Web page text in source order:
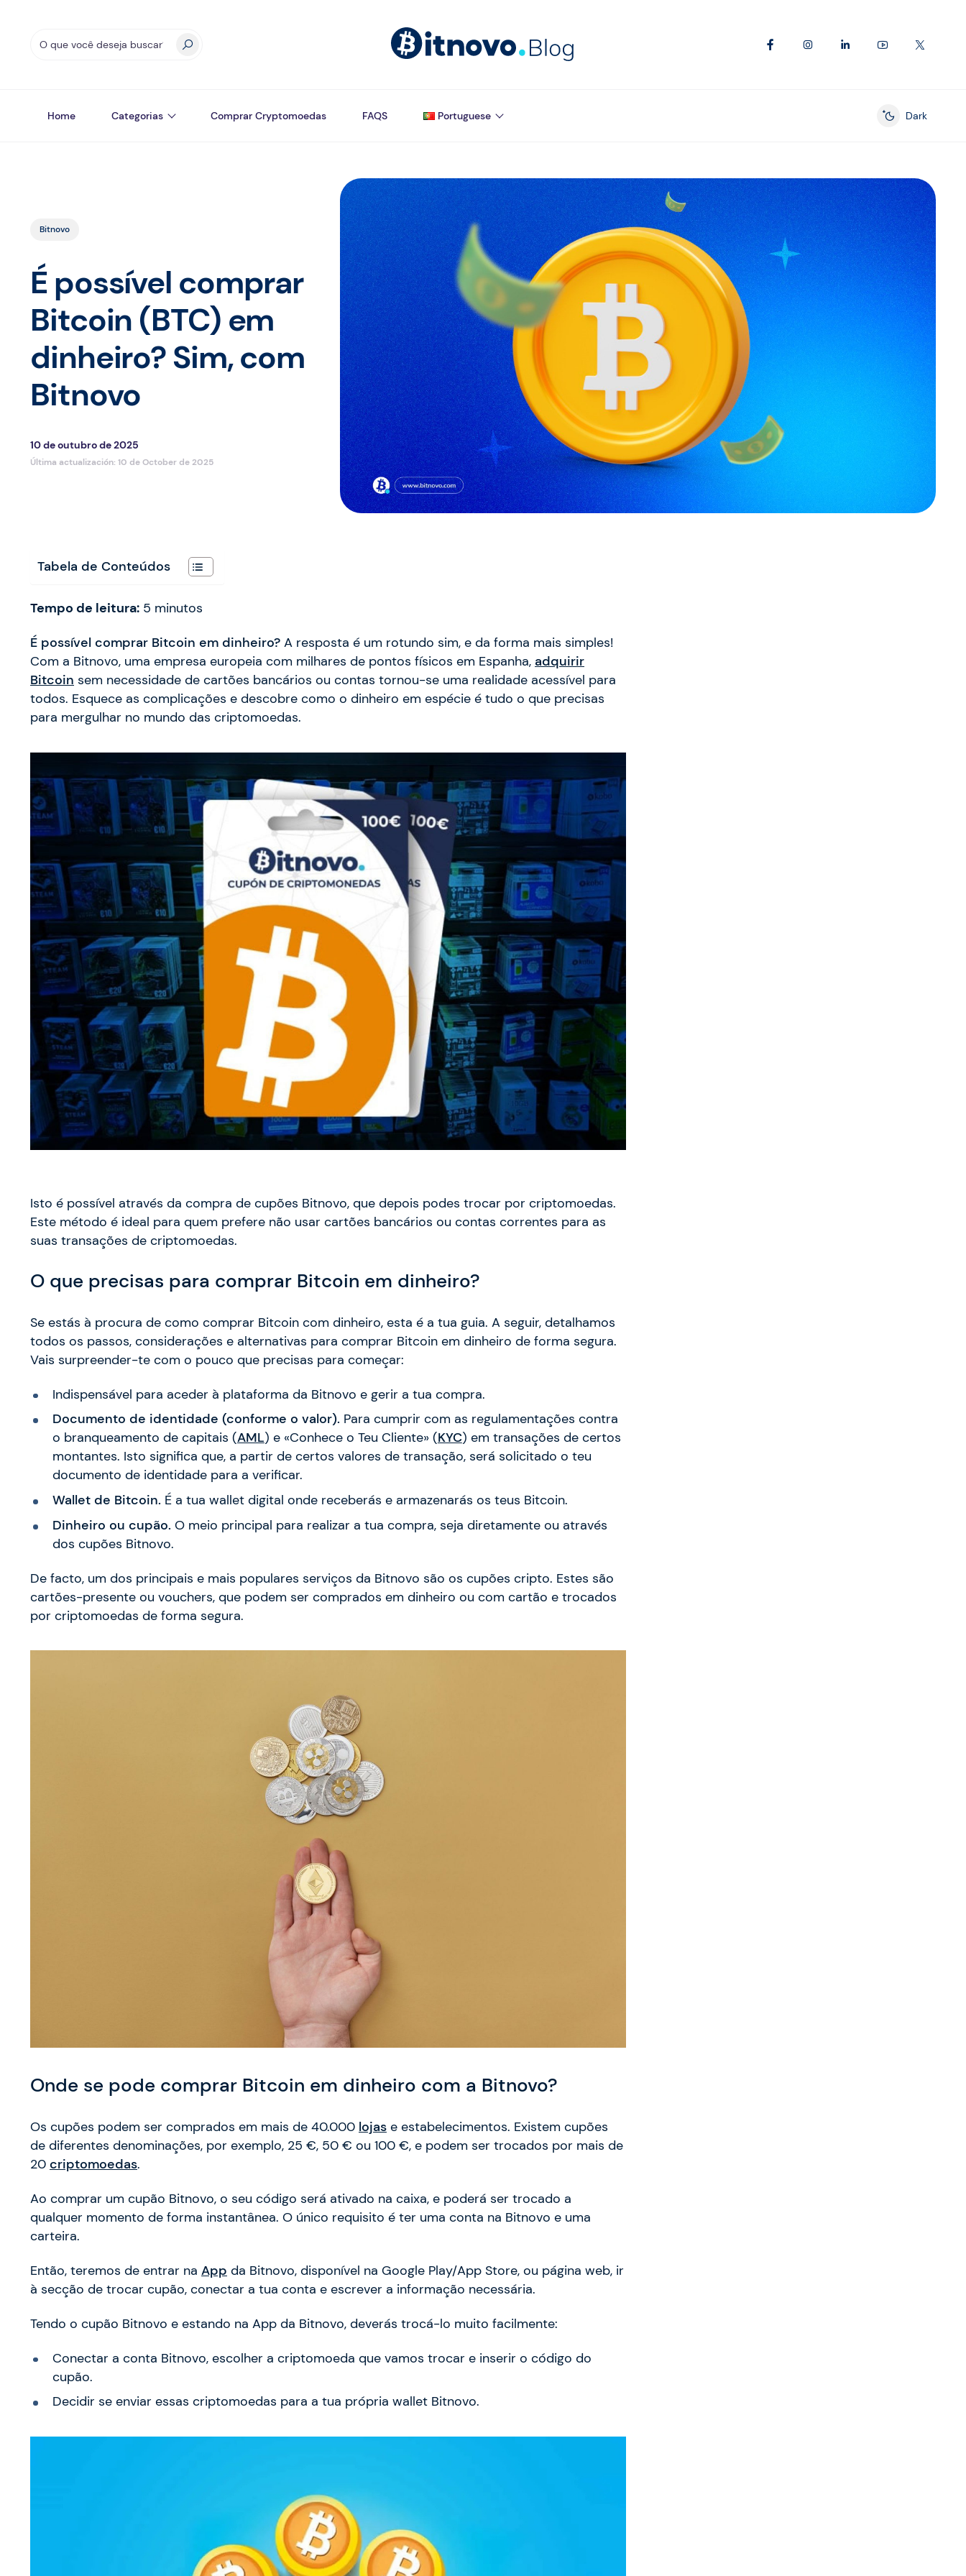
Home Categorias Comprar Cryptomoedas FAQS Portuguese
Enable dark
Dark
Bitnovo
É possível comprar
Bitcoin (BTC) em
dinheiro? Sim, com
Bitnovo
10 de outubro de 2025
Última actualización: 10 de October de 2025
Tabela de Conteúdos
Tempo de leitura: 5 minutos
É possível comprar Bitcoin em dinheiro? A resposta é um rotundo sim, e da forma mais simples!
Com a Bitnovo, uma empresa europeia com milhares de pontos físicos em Espanha, adquirir
Bitcoin sem necessidade de cartões bancários ou contas tornou-se uma realidade acessível para
todos. Esquece as complicações e descobre como o dinheiro em espécie é tudo o que precisas
para mergulhar no mundo das criptomoedas.
Isto é possível através da compra de cupões Bitnovo, que depois podes trocar por criptomoedas.
Este método é ideal para quem prefere não usar cartões bancários ou contas correntes para as
suas transações de criptomoedas.
O que precisas para comprar Bitcoin em dinheiro?
Se estás à procura de como comprar Bitcoin com dinheiro, esta é a tua guia. A seguir, detalhamos
todos os passos, considerações e alternativas para comprar Bitcoin em dinheiro de forma segura.
Vais surpreender-te com o pouco que precisas para começar:
Indispensável para aceder à plataforma da Bitnovo e gerir a tua compra.
Documento de identidade (conforme o valor). Para cumprir com as regulamentações contra
o branqueamento de capitais (AML) e «Conhece o Teu Cliente» (KYC) em transações de certos
montantes. Isto significa que, a partir de certos valores de transação, será solicitado o teu
documento de identidade para a verificar.
Wallet de Bitcoin. É a tua wallet digital onde receberás e armazenarás os teus Bitcoin.
Dinheiro ou cupão. O meio principal para realizar a tua compra, seja diretamente ou através
dos cupões Bitnovo.
De facto, um dos principais e mais populares serviços da Bitnovo são os cupões cripto. Estes são
cartões-presente ou vouchers, que podem ser comprados em dinheiro ou com cartão e trocados
por criptomoedas de forma segura.
Onde se pode comprar Bitcoin em dinheiro com a Bitnovo?
Os cupões podem ser comprados em mais de 40.000 lojas e estabelecimentos. Existem cupões
de diferentes denominações, por exemplo, 25 €, 50 € ou 100 €, e podem ser trocados por mais de
20 criptomoedas.
Ao comprar um cupão Bitnovo, o seu código será ativado na caixa, e poderá ser trocado a
qualquer momento de forma instantânea. O único requisito é ter uma conta na Bitnovo e uma
carteira.
Então, teremos de entrar na App da Bitnovo, disponível na Google Play/App Store, ou página web, ir
à secção de trocar cupão, conectar a tua conta e escrever a informação necessária.
Tendo o cupão Bitnovo e estando na App da Bitnovo, deverás trocá-lo muito facilmente:
Conectar a conta Bitnovo, escolher a criptomoeda que vamos trocar e inserir o código do
cupão.
Decidir se enviar essas criptomoedas para a tua própria wallet Bitnovo.